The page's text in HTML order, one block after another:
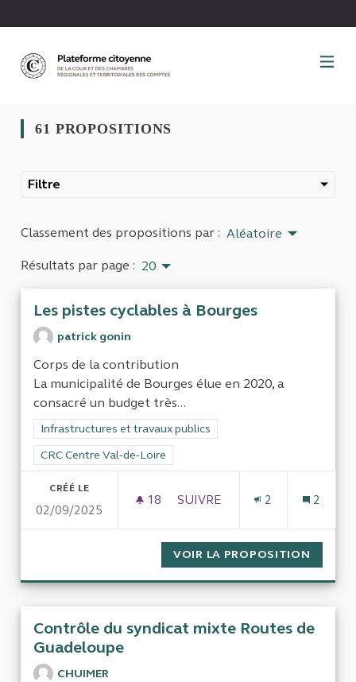
61 PROPOSITIONS
Filtre
Classement des propositions par : Aléatoire
Résultats par page : 20
Les pistes cyclables à Bourges
patrick gonin
Corps de la contribution
La municipalité de Bourges élue en 2020, a
consacré un budget très...
Filtrer les résultats de la catégorie : Infrastructures et
Infrastructures et travaux publics
Filtrer les résultats pour le secteur : CRC Centre Val-de-Loire
CRC Centre Val-de-Loire
CRÉÉ LE
02/09/2025
18 18 ABONNÉS
SUIVRE
2 2
VOIR LA PROPOSITION
Contrôle du syndicat mixte Routes de
Guadeloupe
CHUIMER